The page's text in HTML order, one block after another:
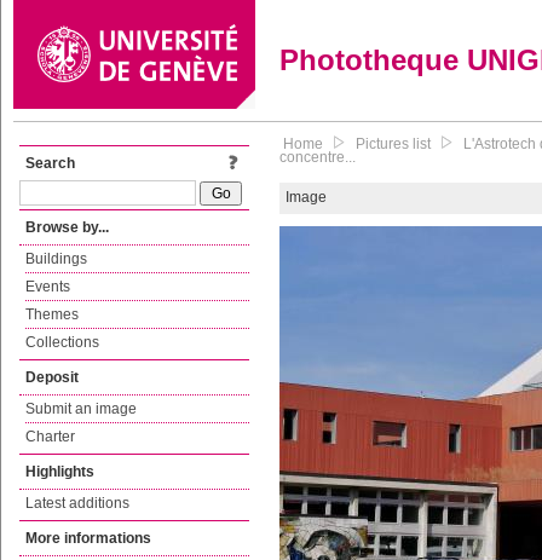
Phototheque
Search
Browse by...
Buildings
Events
Themes
Collections
Deposit
Submit an image
Charter
Highlights
Latest additions
More informations
Home Pictures list
concentre...
Image